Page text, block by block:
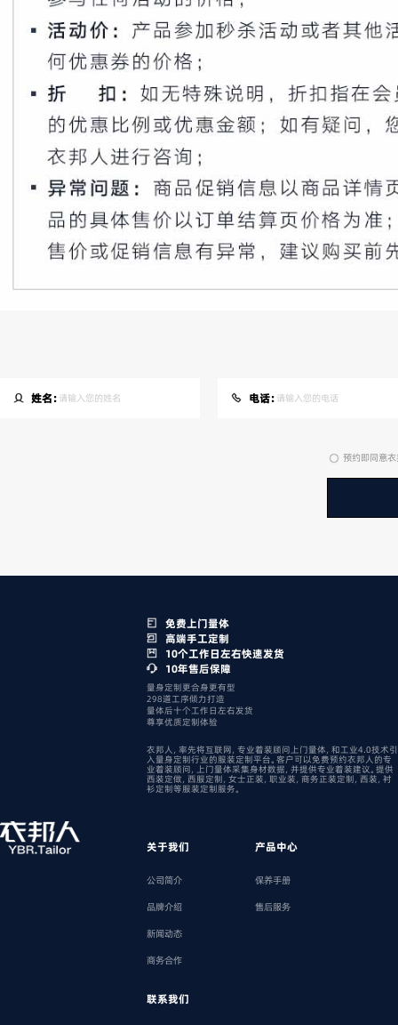
姓名： 电话：
预约即同意
免费上门量体
高端手工定制
10个工作日左右快速发货
10年售后保障
量身定制更合身更有型
298道工序倾力打造
量体后十个工作日左右发货
尊享优质定制体验
衣邦人，率先将互联网，专业着装顾问上门量体，和工业4.0技术引
入量身定制行业的服装定制平台。客户可以免费预约衣邦人的专
业着装顾问，上门量体采集身材数据，并提供专业着装建议。提供
西装定做，西服定制，女士正装，职业装，商务正装定制，西装，衬
衫定制等服装定制服务。
关于我们
公司简介
品牌介绍
新闻动态
商务合作
产品中心
保养手册
售后服务
联系我们